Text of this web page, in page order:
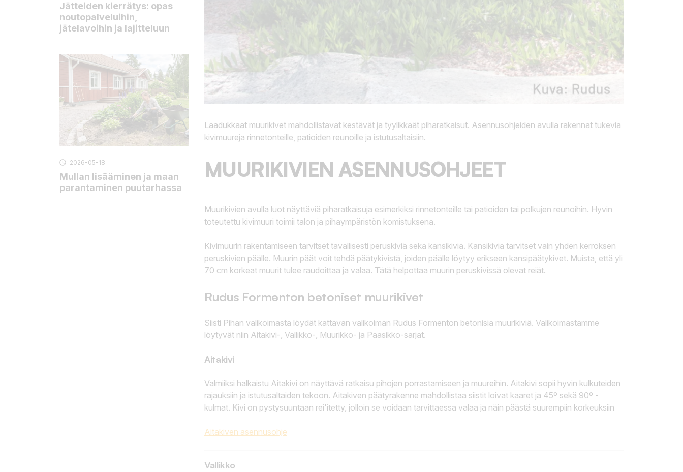
Jätteiden kierrätys: opas
noutopalveluihin,
jätelavoihin ja lajitteluun
 2026-05-18
Mullan lisääminen ja maan
parantaminen puutarhassa
Laadukkaat muurikivet mahdollistavat kestävät ja tyylikkäät piharatkaisut. Asennusohjeiden avulla rakennat tukevia
kivimuureja rinnetonteille, patioiden reunoille ja istutusaltaisiin.
MUURIKIVIEN ASENNUSOHJEET
Muurikivien avulla luot näyttäviä piharatkaisuja esimerkiksi rinnetonteille tai patioiden tai polkujen reunoihin. Hyvin
toteutettu kivimuuri toimii talon ja pihaympäristön komistuksena.
Kivimuurin rakentamiseen tarvitset tavallisesti peruskiviä sekä kansikiviä. Kansikiviä tarvitset vain yhden kerroksen
peruskivien päälle. Muurin päät voit tehdä päätykivistä, joiden päälle löytyy erikseen kansipäätykivet. Muista, että yli
70 cm korkeat muurit tulee raudoittaa ja valaa. Tätä helpottaa muurin peruskivissä olevat reiät.
Rudus Formenton betoniset muurikivet
Siisti Pihan valikoimasta löydät kattavan valikoiman Rudus Formenton betonisia muurikiviä. Valikoimastamme
löytyvät niin Aitakivi-, Vallikko-, Muurikko- ja Paasikko-sarjat.
Aitakivi
Valmiiksi halkaistu Aitakivi on näyttävä ratkaisu pihojen porrastamiseen ja muureihin. Aitakivi sopii hyvin kulkuteiden
rajauksiin ja istutusaltaiden tekoon. Aitakiven päätyrakenne mahdollistaa siistit loivat kaaret ja 45º sekä 90º -
kulmat. Kivi on pystysuuntaan rei'itetty, jolloin se voidaan tarvittaessa valaa ja näin päästä suurempiin korkeuksiin
Aitakiven asennusohje
Vallikko